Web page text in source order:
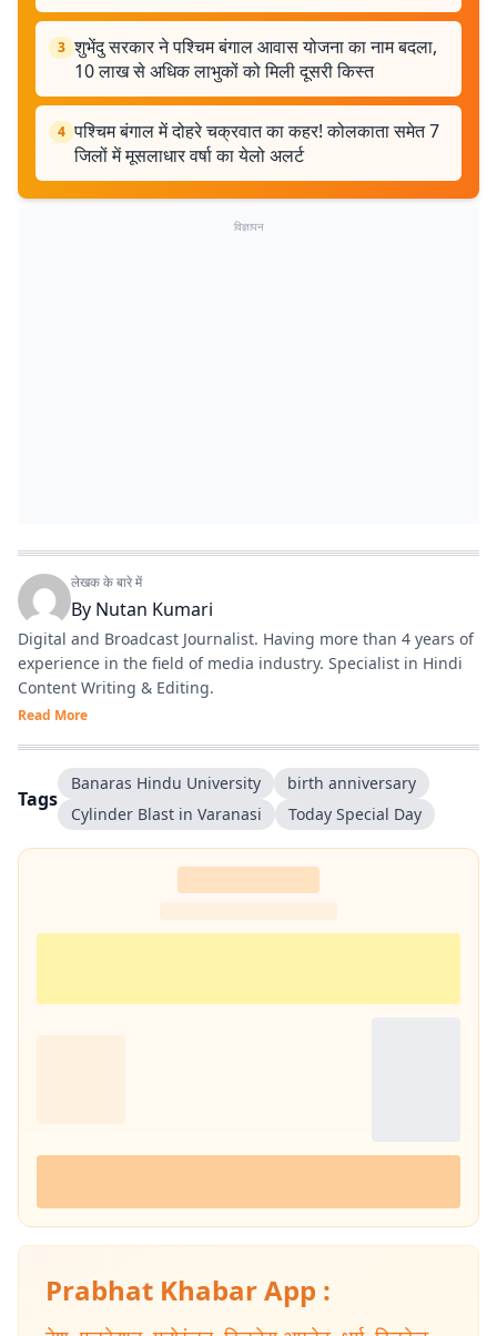
3 शुभेंदु सरकार ने पश्चिम बंगाल आवास योजना का नाम बदला,
10 लाख से अधिक लाभुकों को मिली दूसरी किस्त
4 पश्चिम बंगाल में दोहरे चक्रवात का कहर! कोलकाता समेत 7
जिलों में मूसलाधार वर्षा का येलो अलर्ट
विज्ञापन
लेखक के बारे में
By Nutan Kumari
Digital and Broadcast Journalist. Having more than 4 years of
experience in the field of media industry. Specialist in Hindi
Content Writing & Editing.
Read More
Tags
Banaras Hindu University
birth anniversary
Cylinder Blast in Varanasi
Today Special Day
Prabhat Khabar App :